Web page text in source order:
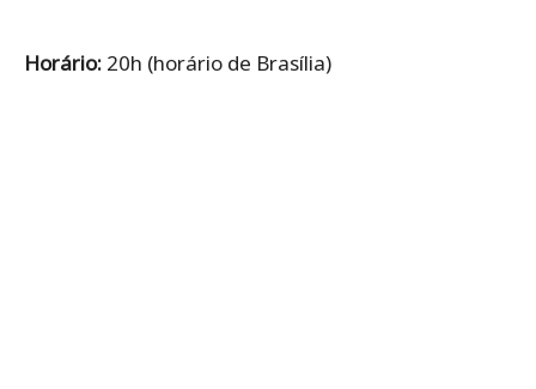
Horário: 20h (horário de Brasília)